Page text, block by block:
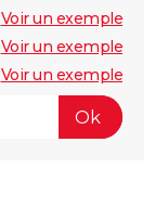
Voir un exemple
Voir un exemple
Voir un exemple